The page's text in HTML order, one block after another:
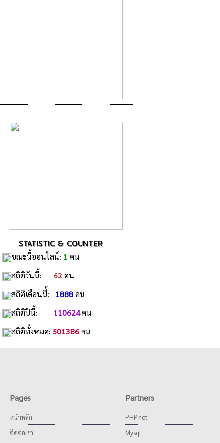
STATISTIC & COUNTER
ขณะนี้ออนไลน์: 1 คน
สถิติวันนี้: 62คน
สถิติเดือนนี้: 1888คน
สถิติปีนี้: 110624คน
สถิติทั้งหมด: 501386คน
Pages
หน้าหลัก
ติดต่อเรา
Partners
PHP.net
Mysql